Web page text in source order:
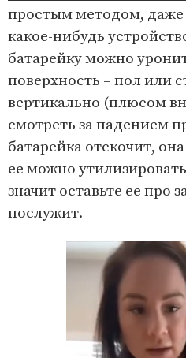
простым методом, даже
какое-нибудь
батарейку можно
поверхность – пол или
вертикально (плюсом
смотреть за падением
батарейка отскочит,
ее можно
значит оставьте ее про
послужит.